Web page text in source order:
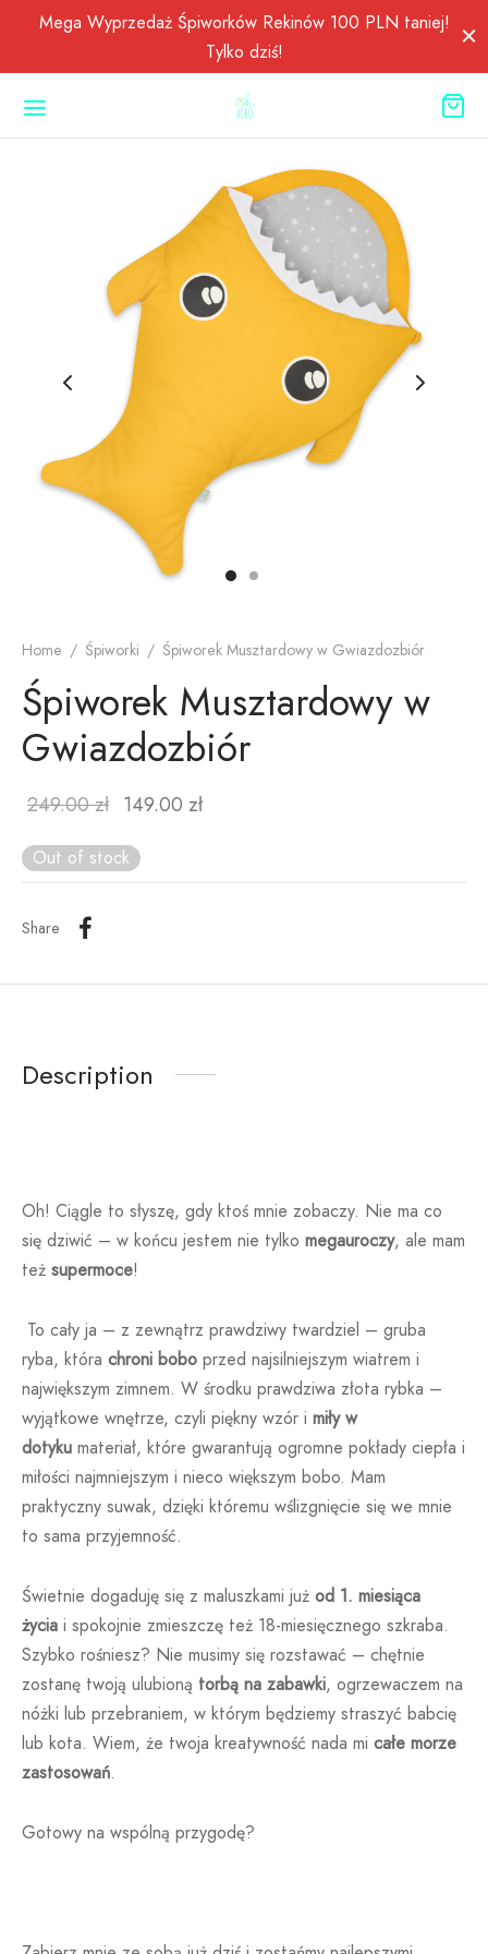
Mega Wyprzedaż Śpiworków Rekinów 100 PLN taniej!
Tylko dziś!
Home / Śpiworki / Śpiworek Musztardowy w Gwiazdozbiór
Śpiworek Musztardowy w
Gwiazdozbiór
249.00zł 149.00 zł
Out of stock
Share
Description
Oh! Ciągle to słyszę, gdy ktoś mnie zobaczy. Nie ma co
się dziwić – w końcu jestem nie tylko megauroczy, ale mam
też supermoce!
To cały ja – z zewnątrz prawdziwy twardziel – gruba
ryba, która chroni bobo przed najsilniejszym wiatrem i
największym zimnem. W środku prawdziwa złota rybka –
wyjątkowe wnętrze, czyli piękny wzór i miły w
dotyku materiał, które gwarantują ogromne pokłady ciepła i
miłości najmniejszym i nieco większym bobo. Mam
praktyczny suwak, dzięki któremu wślizgnięcie się we mnie
to sama przyjemność.
Świetnie dogaduję się z maluszkami już od 1. miesiąca
życia i spokojnie zmieszczę też 18-miesięcznego szkraba.
Szybko rośniesz? Nie musimy się rozstawać – chętnie
zostanę twoją ulubioną torbą na zabawki, ogrzewaczem na
nóżki lub przebraniem, w którym będziemy straszyć babcię
lub kota. Wiem, że twoja kreatywność nada mi całe morze
zastosowań.
Gotowy na wspólną przygodę?